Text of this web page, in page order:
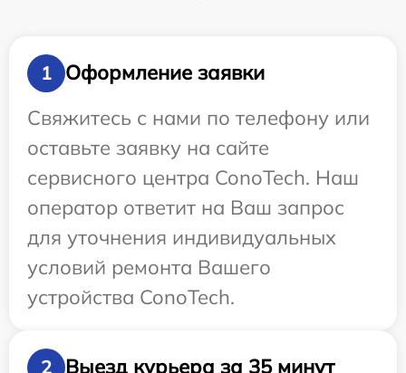
1
Оформление заявки
Свяжитесь с нами по телефону или
оставьте заявку на сайте
сервисного центра ConoTech. Наш
оператор ответит на Ваш запрос
для уточнения индивидуальных
условий ремонта Вашего
устройства ConoTech.
2 Выезд курьера за 35 минут